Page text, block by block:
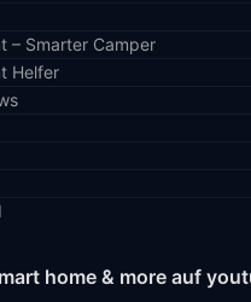
– Smarter Camper
Helfer
home & more auf